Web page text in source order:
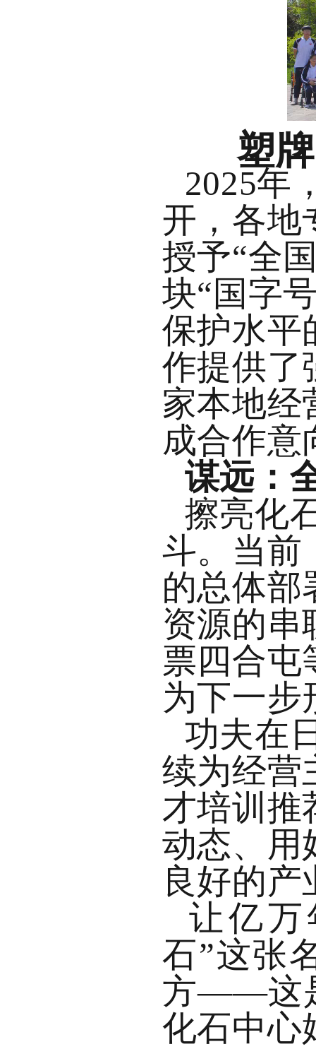
塑
2025年
开，各地
授予“全
块“国字
保护水平
作提供了
家本地经
成合作意
谋远：
擦亮化
斗。当前
的总体部
资源的串
票四合屯
为下一步
功夫在
续为经营
才培训推
动态、用
良好的产
让亿万
石”这张
方——这
化石中心